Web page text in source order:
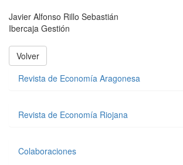
Javier Alfonso Rillo Sebastián
Ibercaja Gestión
Volver
Revista de Economía Aragonesa
Revista de Economía Riojana
Colaboraciones